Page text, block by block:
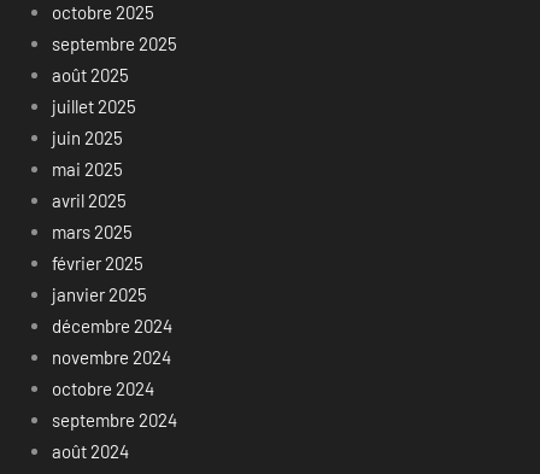
octobre 2025
septembre 2025
août 2025
juillet 2025
juin 2025
mai 2025
avril 2025
mars 2025
février 2025
janvier 2025
décembre 2024
novembre 2024
octobre 2024
septembre 2024
août 2024